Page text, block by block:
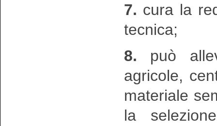
7. cura la
tecnica;
8. può
agricole,
materiale
la